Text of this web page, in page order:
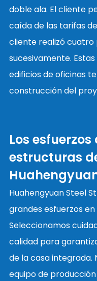
doble ala. El cliente
caída de las tarifas
cliente realizó cuatro
sucesivamente.
edificios de oficinas
construcción del
Los
estructuras
Huahengyuan Steel
grandes esfuerzos
Seleccionamos
calidad para
de la casa
equipo de